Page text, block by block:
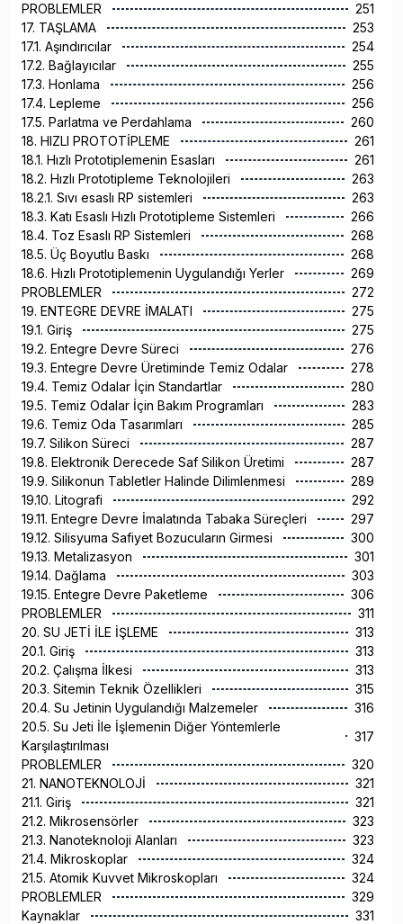
PROBLEMLER
251
17. TAŞLAMA
253
17.1. Aşındırıcılar
254
17.2. Bağlayıcılar
255
17.3. Honlama
256
17.4. Lepleme
256
17.5. Parlatma ve Perdahlama
260
18. HIZLI PROTOTİPLEME
261
18.1. Hızlı Prototiplemenin Esasları
261
18.2. Hızlı Prototipleme Teknolojileri
263
18.2.1. Sıvı esaslı RP sistemleri
263
18.3. Katı Esaslı Hızlı Prototipleme Sistemleri
266
18.4. Toz Esaslı RP Sistemleri
268
18.5. Üç Boyutlu Baskı
268
18.6. Hızlı Prototiplemenin Uygulandığı Yerler
269
PROBLEMLER
272
19. ENTEGRE DEVRE İMALATI
275
19.1. Giriş
275
19.2. Entegre Devre Süreci
276
19.3. Entegre Devre Üretiminde Temiz Odalar
278
19.4. Temiz Odalar İçin Standartlar
280
19.5. Temiz Odalar İçin Bakım Programları
283
19.6. Temiz Oda Tasarımları
285
19.7. Silikon Süreci
287
19.8. Elektronik Derecede Saf Silikon Üretimi
287
19.9. Silikonun Tabletler Halinde Dilimlenmesi
289
19.10. Litografi
292
19.11. Entegre Devre İmalatında Tabaka Süreçleri
297
19.12. Silisyuma Safiyet Bozucuların Girmesi
300
19.13. Metalizasyon
301
19.14. Dağlama
303
19.15. Entegre Devre Paketleme
306
PROBLEMLER
311
20. SU JETİ İLE İŞLEME
313
20.1. Giriş
313
20.2. Çalışma İlkesi
313
20.3. Sitemin Teknik Özellikleri
315
20.4. Su Jetinin Uygulandığı Malzemeler
316
20.5. Su Jeti İle İşlemenin Diğer Yöntemlerle
Karşılaştırılması
317
PROBLEMLER
320
21. NANOTEKNOLOJİ
321
21.1. Giriş
321
21.2. Mikrosensörler
323
21.3. Nanoteknoloji Alanları
323
21.4. Mikroskoplar
324
21.5. Atomik Kuvvet Mikroskopları
324
PROBLEMLER
329
Kaynaklar
331